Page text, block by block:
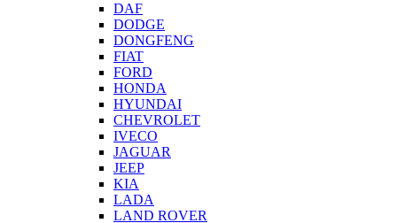
DAF
DODGE
DONGFENG
FIAT
FORD
HONDA
HYUNDAI
CHEVROLET
IVECO
JAGUAR
JEEP
KIA
LADA
LAND ROVER